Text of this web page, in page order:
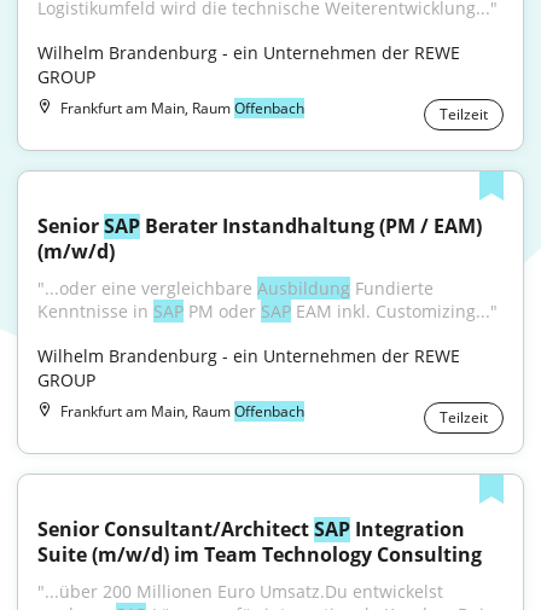
Logistikumfeld wird die technische Weiterentwicklung..."
Wilhelm Brandenburg - ein Unternehmen der REWE
GROUP
Frankfurt am Main, RaumOffenbach Teilzeit
Senior SAP Berater Instandhaltung (PM / EAM)
(m/w/d)
"...oder eine vergleichbare Ausbildung Fundierte
Kenntnisse in SAP PM oder SAP EAM inkl. Customizing..."
Wilhelm Brandenburg - ein Unternehmen der REWE
GROUP
Frankfurt am Main, RaumOffenbach Teilzeit
Senior Consultant/Architect SAP Integration
Suite (m/w/d) im Team Technology Consulting
"...über 200 Millionen Euro Umsatz.Du entwickelst